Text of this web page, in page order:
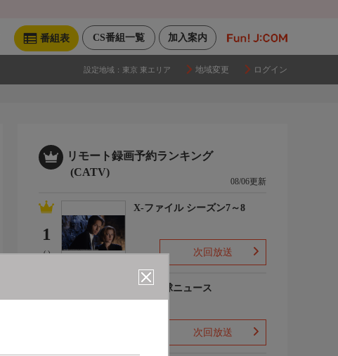
加入案内
CS番組一覧
番組表
設定地域： 東京 東エリア 地域変更 ログイン
リモート録画予約ランキング
(CATV)
08/06更新
1
(-)
X-ファイル シーズン7～8
次回放送
プロ野球ニュース
次回放送